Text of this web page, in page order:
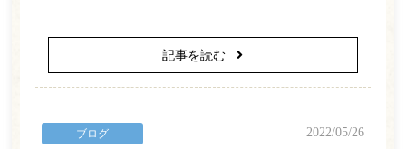
記事を読む
ブログ 2022/05/26